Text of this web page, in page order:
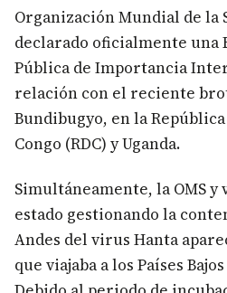
Organización Mundial de la
declarado oficialmente una
Pública de Importancia
relación con el reciente
Bundibugyo, en la
Congo (RDC) y Uganda.
Simultáneamente, la OMS y
estado gestionando la
Andes del virus Hanta
que viajaba a los Países